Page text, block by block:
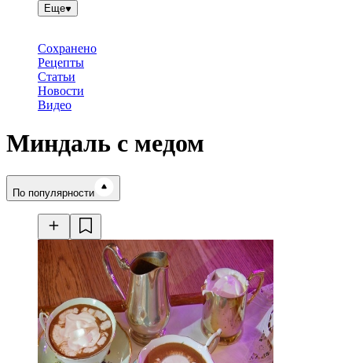
Еще
Сохранено
Рецепты
Статьи
Новости
Видео
Миндаль с медом
Время готовки
По популярности